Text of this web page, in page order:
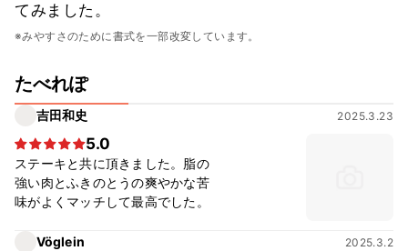
てみました。
※みやすさのために書式を一部改変しています。
たべれぽ
吉田和史 2025.3.23
5.0
ステーキと共に頂きました。脂の
強い肉とふきのとうの爽やかな苦
味がよくマッチして最高でした。
Vöglein 2025.3.2